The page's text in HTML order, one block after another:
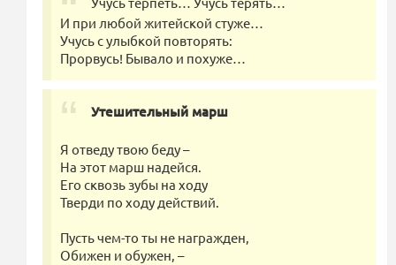
И при любой житейской стуже…
Учусь с улыбкой повторять:
Прорвусь! Бывало и похуже…
Утешительный марш
Я отведу твою беду –
На этот марш надейся.
Его сквозь зубы на ходу
Тверди по ходу действий.
Пусть чем-то ты не награжден,
Обижен и обужен, –